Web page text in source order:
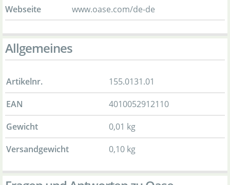
Webseite
www.oase.com/de-de
Allgemeines
Artikelnr.
155.0131.01
EAN
4010052912110
Gewicht
0,01 kg
Versandgewicht
0,10 kg